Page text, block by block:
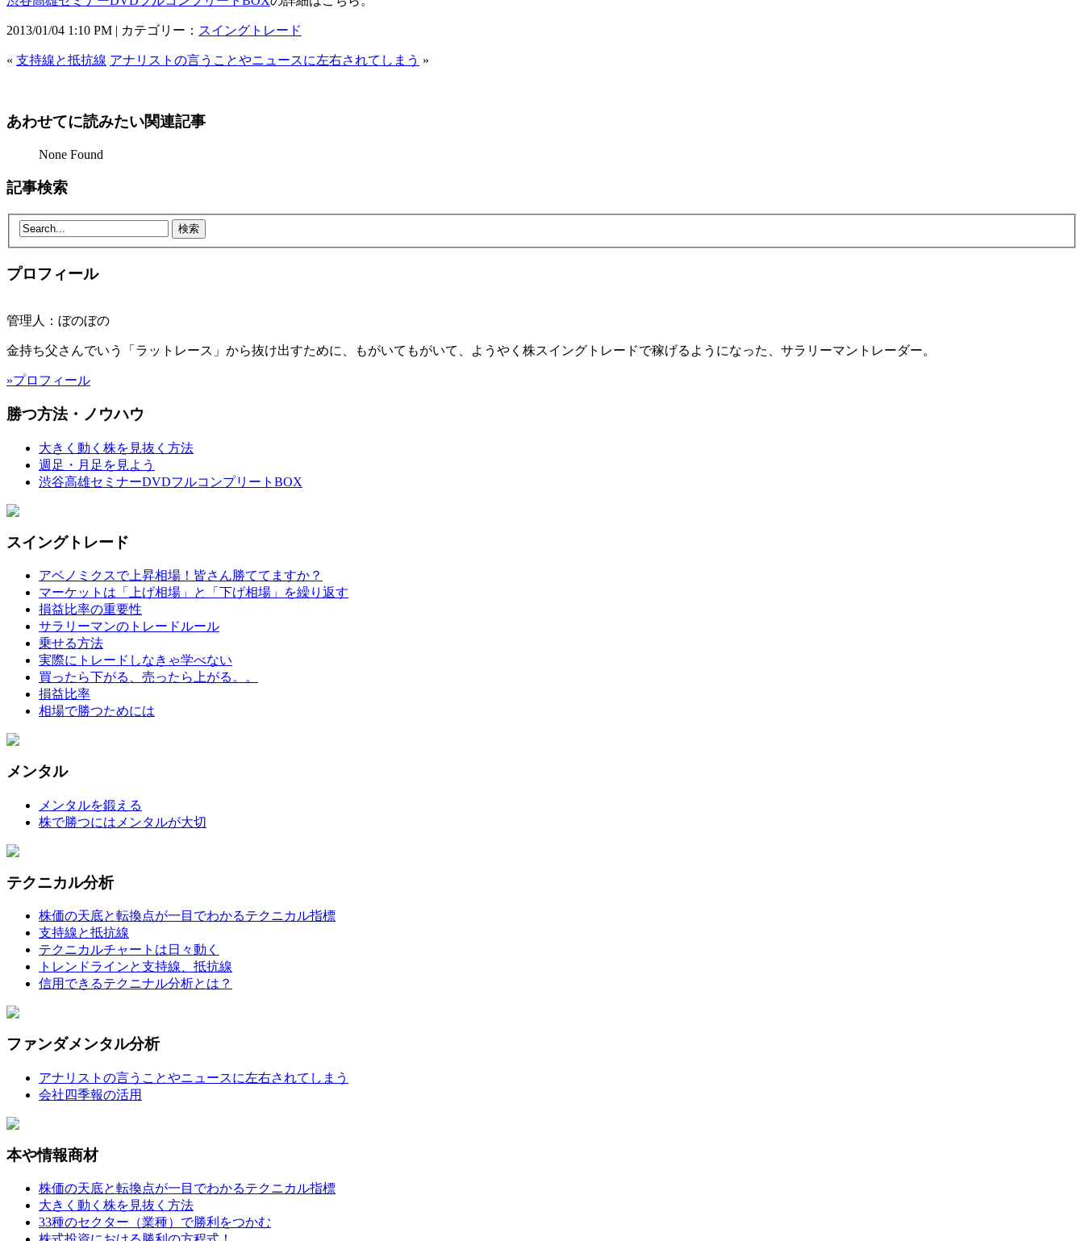
2013/01/04 1:10 PM | カテゴリー： スイングトレード
« 支持線と抵抗線 アナリストの言うことやニュースに左右されてしまう »
あわせてに読みたい関連記事
None Found
記事検索
プロフィール
管理人：ぼのぼの
金持ち父さんでいう「ラットレース」から抜け出すために、もがいてもがいて、ようやく株スイングトレードで稼げるようになった、サラリーマントレーダー。
»プロフィール
勝つ方法・ノウハウ
大きく動く株を見抜く方法
週足・月足を見よう
渋谷高雄セミナーDVDフルコンプリートBOX
スイングトレード
アベノミクスで上昇相場！皆さん勝ててますか？
マーケットは「上げ相場」と「下げ相場」を繰り返す
損益比率の重要性
サラリーマンのトレードルール
乗せる方法
実際にトレードしなきゃ学べない
買ったら下がる、売ったら上がる。。
損益比率
相場で勝つためには
メンタル
メンタルを鍛える
株で勝つにはメンタルが大切
テクニカル分析
株価の天底と転換点が一目でわかるテクニカル指標
支持線と抵抗線
テクニカルチャートは日々動く
トレンドラインと支持線、抵抗線
信用できるテクニナル分析とは？
ファンダメンタル分析
アナリストの言うことやニュースに左右されてしまう
会社四季報の活用
本や情報商材
株価の天底と転換点が一目でわかるテクニカル指標
大きく動く株を見抜く方法
33種のセクター（業種）で勝利をつかむ